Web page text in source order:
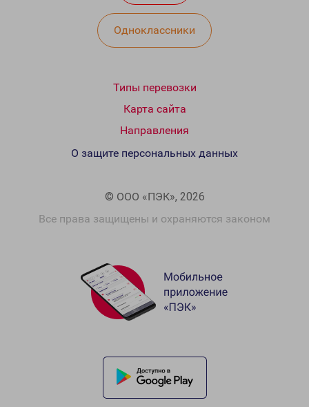
Одноклассники
Типы перевозки
Карта сайта
Направления
© ООО «ПЭК», 2026
Все права защищены и охраняются законом
О защите персональных данных